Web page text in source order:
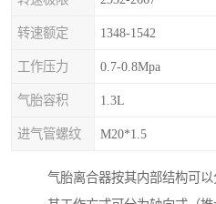
转速额定 1348-1542
工作压力 0.7-0.8Mpa
气胎容积 1.3L
进气管螺纹 M20*1.5
气胎离合器按其内部结构可